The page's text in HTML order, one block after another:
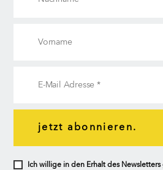
jetzt abonnieren.
Ich willige in den Erhalt des